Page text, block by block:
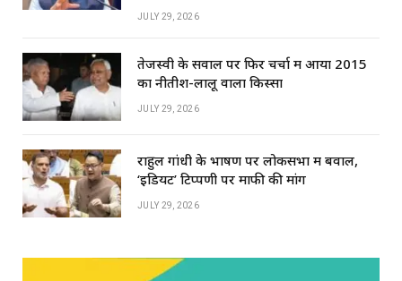
JULY 29, 2026
तेजस्वी के सवाल पर फिर चर्चा में आया 2015
का नीतीश-लालू वाला किस्सा
JULY 29, 2026
राहुल गांधी के भाषण पर लोकसभा में बवाल,
‘इडियट’ टिप्पणी पर माफी की मांग
JULY 29, 2026